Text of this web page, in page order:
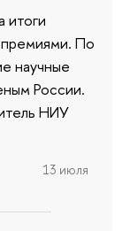
итоги
премиями. По
научные
России.
НИУ
13 июля